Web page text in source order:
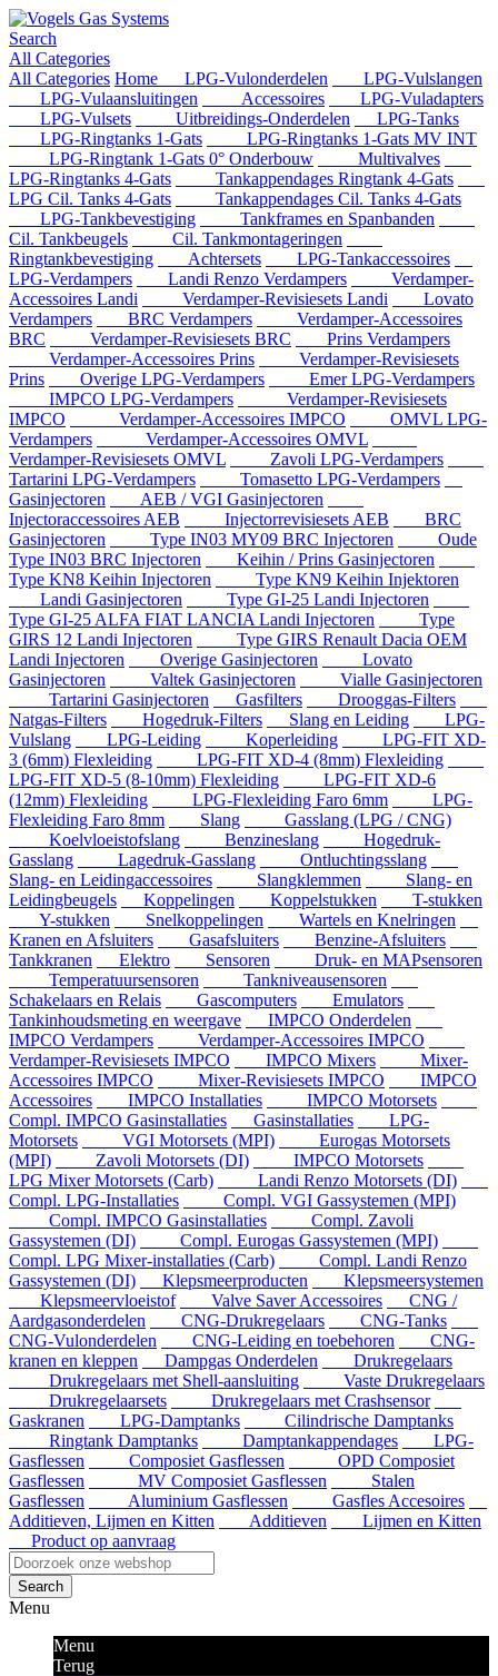
Search
All Categories
All Categories Home LPG-Vulonderdelen
LPG-Vulslangen
LPG-Vulaansluitingen
Accessoires
LPG-Vuladapters
LPG-Vulsets
Uitbreidings-Onderdelen
LPG-Tanks
LPG-Ringtanks 1-Gats
LPG-Ringtanks 1-Gats MV INT
LPG-Ringtank 1-Gats 0° Onderbouw
Multivalves
LPG-Ringtanks 4-Gats
Tankappendages Ringtank 4-Gats
LPG Cil. Tanks 4-Gats
Tankappendages Cil. Tanks 4-Gats
LPG-Tankbevestiging
Tankframes en Spanbanden
Cil. Tankbeugels
Cil. Tankmontageringen
Ringtankbevestiging
Achtersets
LPG-Tankaccessoires
LPG-Verdampers
Landi Renzo Verdampers
Verdamper-
Accessoires Landi
Verdamper-Revisiesets Landi
Lovato
Verdampers
BRC Verdampers
Verdamper-Accessoires
BRC
Verdamper-Revisiesets BRC
Prins Verdampers
Verdamper-Accessoires Prins
Verdamper-Revisiesets
Prins
Overige LPG-Verdampers
Emer LPG-Verdampers
IMPCO LPG-Verdampers
Verdamper-Revisiesets
IMPCO
Verdamper-Accessoires IMPCO
OMVL LPG-
Verdampers
Verdamper-Accessoires OMVL
Verdamper-Revisiesets OMVL
Zavoli LPG-Verdampers
Tartarini LPG-Verdampers
Tomasetto LPG-Verdampers
Gasinjectoren
AEB / VGI Gasinjectoren
Injectoraccessoires AEB
Injectorrevisiesets AEB
BRC
Gasinjectoren
Type IN03 MY09 BRC Injectoren
Oude
Type IN03 BRC Injectoren
Keihin / Prins Gasinjectoren
Type KN8 Keihin Injectoren
Type KN9 Keihin Injektoren
Landi Gasinjectoren
Type GI-25 Landi Injectoren
Type GI-25 ALFA FIAT LANCIA Landi Injectoren
Type
GIRS 12 Landi Injectoren
Type GIRS Renault Dacia OEM
Landi Injectoren
Overige Gasinjectoren
Lovato
Gasinjectoren
Valtek Gasinjectoren
Vialle Gasinjectoren
Tartarini Gasinjectoren
Gasfilters
Drooggas-Filters
Natgas-Filters
Hogedruk-Filters Slang en Leiding
LPG-
Vulslang
LPG-Leiding Koperleiding
LPG-FIT XD-
3 (6mm) Flexleiding
LPG-FIT XD-4 (8mm) Flexleiding
LPG-FIT XD-5 (8-10mm) Flexleiding
LPG-FIT XD-6
(12mm) Flexleiding
LPG-Flexleiding Faro 6mm
LPG-
Flexleiding Faro 8mm
Slang
Gasslang (LPG / CNG)
Koelvloeistofslang
Benzineslang
Hogedruk-
Gasslang
Lagedruk-Gasslang
Ontluchtingsslang
Slang- en Leidingaccessoires
Slangklemmen
Slang- en
Leidingbeugels
Koppelingen Koppelstukken
T-stukken
Y-stukken
Snelkoppelingen
Wartels en Knelringen
Kranen en Afsluiters
Gasafsluiters
Benzine-Afsluiters
Tankkranen
Elektro Sensoren
Druk- en MAPsensoren
Temperatuursensoren
Tankniveausensoren
Schakelaars en Relais
Gascomputers
Emulators
Tankinhoudsmeting en weergave
IMPCO Onderdelen
IMPCO Verdampers
Verdamper-Accessoires IMPCO
Verdamper-Revisiesets IMPCO
IMPCO Mixers
Mixer-
Accessoires IMPCO
Mixer-Revisiesets IMPCO
IMPCO
Accessoires
IMPCO Installaties
IMPCO Motorsets
Compl. IMPCO Gasinstallaties
Gasinstallaties
LPG-
Motorsets
VGI Motorsets (MPI)
Eurogas Motorsets
(MPI)
Zavoli Motorsets (DI)
IMPCO Motorsets
LPG Mixer Motorsets (Carb)
Landi Renzo Motorsets (DI)
Compl. LPG-Installaties
Compl. VGI Gassystemen (MPI)
Compl. IMPCO Gasinstallaties
Compl. Zavoli
Gassystemen (DI)
Compl. Eurogas Gassystemen (MPI)
Compl. LPG Mixer-installaties (Carb)
Compl. Landi Renzo
Gassystemen (DI)
Klepsmeerproducten
Klepsmeersystemen
Klepsmeervloeistof
Valve Saver Accessoires
CNG /
Aardgasonderdelen
CNG-Drukregelaars
CNG-Tanks
CNG-Vulonderdelen
CNG-Leiding en toebehoren
CNG-
kranen en kleppen
Dampgas Onderdelen
Drukregelaars
Drukregelaars met Shell-aansluiting
Vaste Drukregelaars
Drukregelaarsets
Drukregelaars met Crashsensor
Gaskranen
LPG-Damptanks
Cilindrische Damptanks
Ringtank Damptanks
Damptankappendages
LPG-
Gasflessen
Composiet Gasflessen
OPD Composiet
Gasflessen
MV Composiet Gasflessen
Stalen
Gasflessen
Aluminium Gasflessen
Gasfles Accesoires
Additieven, Lijmen en Kitten
Additieven
Lijmen en Kitten
Product op aanvraag
Search
Menu
Menu
Terug